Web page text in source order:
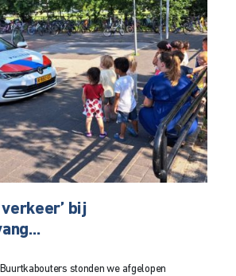
bij
stonden we afgelopen